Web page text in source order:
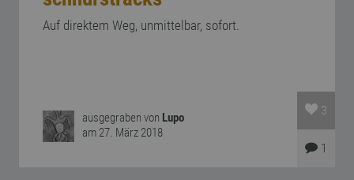
Auf direktem Weg, unmittelbar, sofort.
ausgegraben von Lupo
am 27. März 2018
3
1